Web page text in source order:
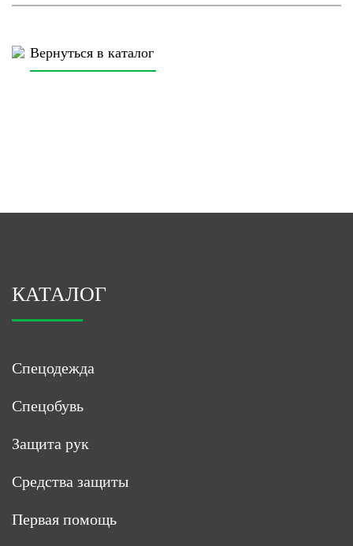
Вернуться в каталог
КАТАЛОГ
Спецодежда
Спецобувь
Защита рук
Средства защиты
Первая помощь